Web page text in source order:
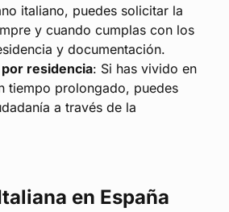
italiano, puedes solicitar la
y cuando cumplas con los
y documentación.
residencia: Si has vivido en
tiempo prolongado, puedes
a través de la
en España